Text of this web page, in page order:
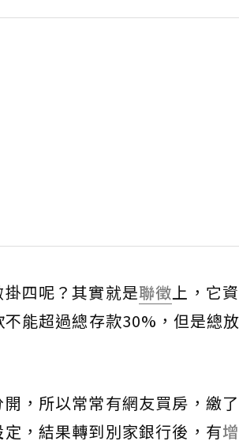
四呢？其實就是聯徵上，它
能超過總存款30%，但是總
，所以常常有網友買房，繳
，結果轉到別家銀行後，有